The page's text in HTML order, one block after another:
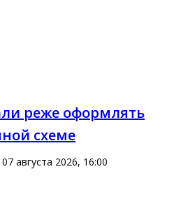
реже оформлять
схеме
07 августа 2026, 16:00